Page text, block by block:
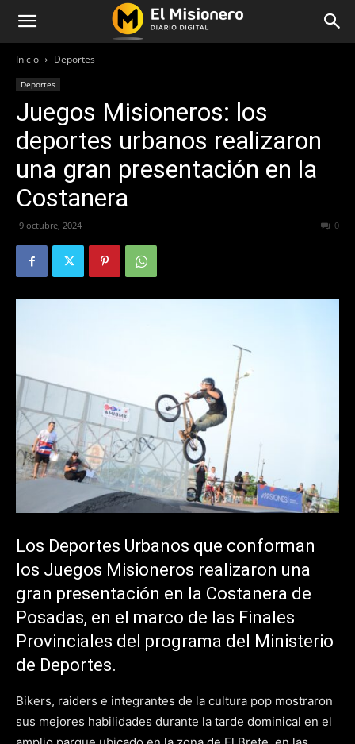
Inicio Deportes
Deportes
Juegos Misioneros: los
deportes urbanos realizaron
una gran presentación en la
Costanera
9 octubre, 2024 0
Los Deportes Urbanos que conforman
los Juegos Misioneros realizaron una
gran presentación en la Costanera de
Posadas, en el marco de las Finales
Provinciales del programa del Ministerio
de Deportes.
Bikers, raiders e integrantes de la cultura pop mostraron
sus mejores habilidades durante la tarde dominical en el